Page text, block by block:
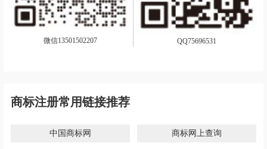
微信13501502207 QQ75696531
商标注册常用链接推荐
中国商标网 商标网上查询